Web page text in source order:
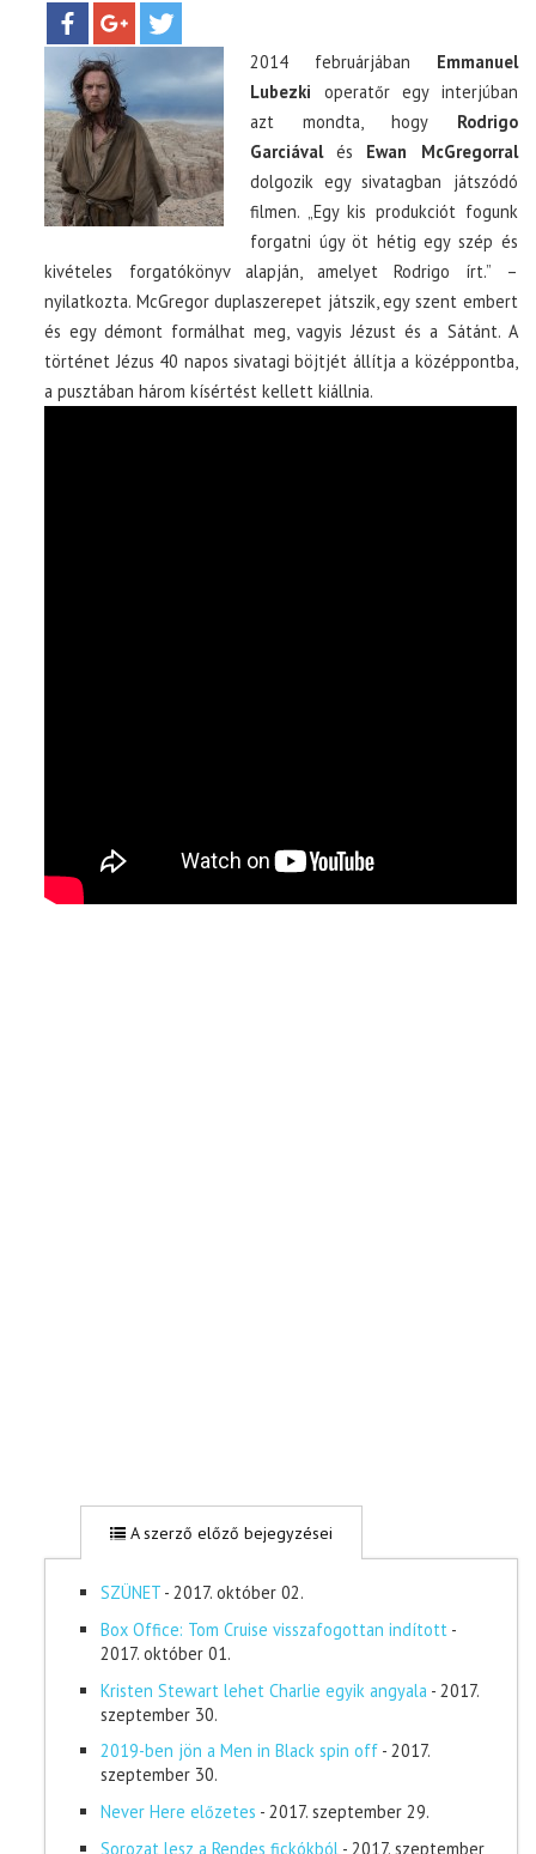
2014 februárjában Emmanuel
Lubezki operatőr egy interjúban
azt mondta, hogyRodrigo
Garciávalés Ewan McGregorral
dolgozik egy sivatagban játszódó
filmen. „Egy kis produkciót fogunk
forgatni úgy öt hétig egy szép és
kivételes forgatókönyv alapján, amelyet Rodrigo írt.” –
nyilatkozta. McGregor duplaszerepet játszik, egy szent embert
és egy démont formálhat meg, vagyis Jézust és a Sátánt. A
történet Jézus 40 napos sivatagi böjtjét állítja a középpontba,
a pusztában három kísértést kellett kiállnia.
A szerző előző bejegyzései
SZÜNET - 2017. október 02.
Box Office: Tom Cruise visszafogottan indított -
2017. október 01.
Kristen Stewart lehet Charlie egyik angyala - 2017.
szeptember 30.
2019-ben jön a Men in Black spin off - 2017.
szeptember 30.
Never Here előzetes - 2017. szeptember 29.
Sorozat lesz a Rendes fickókból - 2017. szeptember